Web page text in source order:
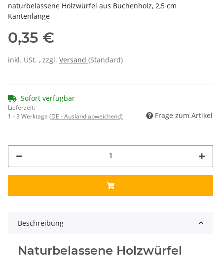
naturbelassene Holzwürfel aus Buchenholz, 2,5 cm
Kantenlänge
0,35 €
inkl. USt. , zzgl. Versand (Standard)
Sofort verfügbar
Lieferzeit:
1 - 3 Werktage (DE - Ausland abweichend) Frage zum Artikel
Beschreibung
Naturbelassene Holzwürfel